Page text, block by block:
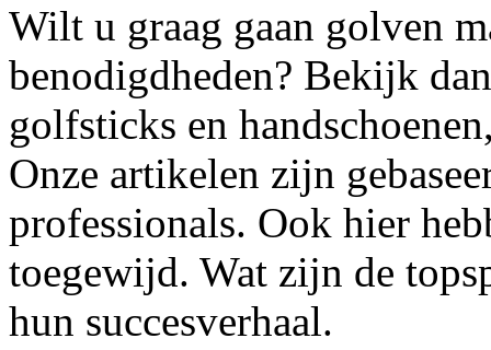
Wilt u graag gaan golven
benodigdheden? Bekijk
golfsticks en
Onze artikelen zijn
professionals. Ook hier
toegewijd. Wat zijn de
hun succesverhaal.